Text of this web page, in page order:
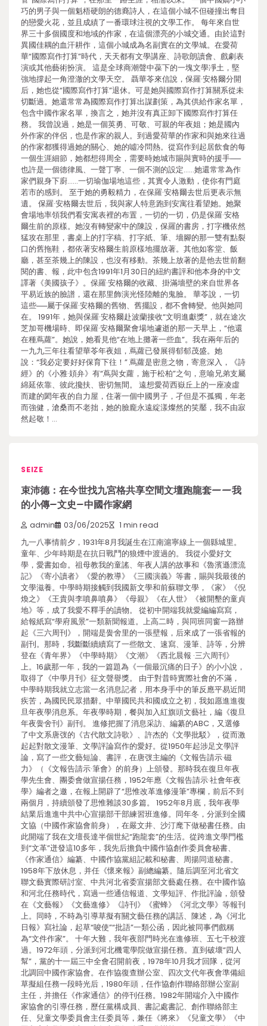
巧的男子與一個魁梧硬朗的德裔詩人，在這個小城不但碰撞出奪目
的戀愛火花，並且成績了一番環球注視的文學工作。 每年來自世
界三十多個國度和地域的作家，在這個漂亮的小城交通。由於這對
異國佳耦的血汗耕作，這個小城成為名副實在的文學城。在愛荷
華“國際寫作打算”時代，天天都有文學講座、詩歌朗讀會、戲劇表
演或其他藝術扮演。 這是全球商潮聲中葆下的一塊文學凈土，堅
強地撐起一角澄澈的文學天空。 聶華苓來信說，保羅·安格爾分開
后，她也從“國際寫作打算”退休。可是她與國際寫作打算關系從未
切斷過。她還常常為國際寫作打算出謀劃策，為其供給作家名單，
包含中國作家名單，換言之，她并沒有真正卸下國際寫作打算任
務。 我曾說過，她是一個英勇、可敬、可親的年夜姐；她是國內
外作家的伴侶，也是作家的親人。到過愛荷華的作家和與她來往過
的作家都獲得過她的關心、她的噓冷問熱。從寫作到起居飲食的每
一個生涯細節，她都想得周全，需要時她城市賜與實時的援手──
也許是一個德律風、一聲丁寧、一個不測的設定……她還常常為作
家們親身下廚……一切瑜伽場地這些，其實令人激動，使你有門庭
若市的感到。 至于她的勇毅精力，在保羅·安格爾去世后更表示無
遺。 保羅·安格爾去世后，我與家人特意跑到安寓往看望她。她聚
會場地率領我們看安寓表裡的布置，一切的一切，仍是保羅·安格
爾生前的原樣。她沒有轉變家中的陳設，保羅的書房，打字機依然
猛攻在那里，書桌上的打字稿、打字紙、筆、墻腳的那一雙有點裂
口的舊拖鞋，都依著安格爾生前原樣地擺放著。其他如客堂、飯
廳，甚至茶幾上的陳設，也沒有移動。茶幾上放著的是他去世前翻
閱的書、報，此中包含1991年1月30日的紐約書評和他本身的中文
譯著《美國孩子》。保羅·安格爾的收藏、掛滿墻壁的來自世界各
平易近族的臉譜，還在那里飾演光怪陸離的鬼臉。 華苓說，一切
這些──屬于保羅·安格爾的舊物、舊擺設，都不會轉變。他與她同
在。 1991年，她與保羅·安格爾赴波蘭接收“文明進獻獎”，就在途次
芝加哥機場時、即保羅·安格爾聚會場地遽逝的那一天早上，“他還
在種蔦蘿”。她說，她看見他“在地上攤著一些血”。我在兩年后的
一九九三年往看望華苓年夜姐，蔦蘿已發展得郁郁茂盛。她
說：“我必定要好好保育下往！” 蔦蘿是密意之物，寄意深入，《詩
經》的《小雅·頍弁》有“蔦與女蘿，施于松柏”之句，意喻兄弟支屬
綿延依靠、彼此攙扶、密切無間。 遠想愛荷西嶽丘上的一座凌虛
而建的閎年夜的自力屋，住著一個中國男子，孑但是不孤獨，年老
而強健，滄桑而不老拙，她的臉龐永遠綻漾燦然的笑靨，我不由寂
然起敬！…
SEIZE
束沛德：在今世找九宮格共享空間文壇跑龍套——我
的小傳–文史–中國作家網
admin 03/06/2025 1 min read
九一八事情前夕，1931年8月我誕生在江南滬寧線上一個縣城里。
童年、少年時期是在抗日戰鬥的狼煙中渡過的。 我從小愛好文
學，愛書如命。祖母教我的童謠、年夜人講的故事和《魯濱遜漂流
記》《寄小讀者》《愛的教導》《三國演義》等書，賜與我最後的
文學滋養。中學時期接觸到我國新文學和前蘇聯文學，《家》《倪
煥之》《王貴與李噴鼻噴鼻》《母親》《在人世》《被開墾的童貞
地》等，成了我愛不釋手的讀物。 從初中開端我就愛編編寫寫，
給報紙寫“學府風景”一類新聞報道。上高二時，與同班同窗一路辦
起《三六周刊》，開端是黌舍里的一張壁報，后來成了一張省報的
副刊。那時，我斷斷續續寫了一些散文、速寫、漫筆、詩等，分辨
登在《青年界》《中學時期》《文潮》《西北晨報 ·三六周刊》
上。16歲那一年，我的一篇題為《一個最沉痛的日子》的小小說，
取得了《中學月刊》征文聲譽獎。 由于對昔時實際社會的不滿，
中學時期我就立志當一名消息記者，用本身手中的筆反應平易近間
疾苦，為國民民眾措辭。中華國民共和國成立之初，我如愿進進復
旦年夜學消息系。年夜學時期，餐與加入紅旗頭文藝社，編《復旦
年夜黌舍刊》副刊。 進修把握了消息采訪、編纂的ABC，又選修
了中文系唐弢的《古代散文詩歌》、許杰的《文學批駁》，從而激
起起對散文漫筆、文學評論寫作的愛好。從1950年起涉足文學評
論，寫了一些文藝短論、書評，在唐弢主編的《文報告請示·磁
力》（《文報告請示·筆會》的前身）上頒發。那時我在復旦年夜
學先生會、團委會做宣揚任務，1952年應《文報告請示·社會年夜
學》編者之邀，在報上開辟了“思惟改革進修漫筆”專欄，前后不到
兩個月，持續頒發了思惟雜談30多篇。 1952年8月底，我年夜學
結業后進進中共中心宣揚部干部練習班進修。同年冬，分派到全國
文協（中國作家協會前身），在嚴文井、沙汀麾下做秘書任務。由
此開端了我在文壇長達半個世紀“跑龍套”的生活。從跨進文學門檻
到“文革”迸發這10多年，我先后擔負中國作協創作委員會秘書、
《作家通信》編纂、中國作協黨組記載和秘書、周揚同道秘書。
1958年下放休息，并任《懷來報》副總編纂。隨后調至河北省文
聯文藝實際研討室、中共河北省委宣揚部文藝處任務。在中國作協
和河北任務時代，寫過一些通信報道、文學短評、作批評論，頒發
在《文藝報》《文藝進修》《詩刊》《蜜蜂》《河北文學》等報刊
上。同時，不時為引導草擬有關文藝任務的講話、陳述，為《河北
日報》寫社論，起草“唆使”“批語”一類公函，因此被同事們戲稱
為“文件作家”。 十年大難，我年夜部門時光在進修班、五七干校渡
過。1972年頭，分派到河北機電學院做宣揚任務。直到破壞“四人
幫”，黨的十一屆三中全會召開前夜，1978年10月我才回隊，從河
北調回中國作家協會。在作協復查辦公室、四次文代年夜會準備組
草擬組任務一段時光后，1980年頭，任作協創作聯絡部辦公室副
主任，并擔任《作家通信》的停刊任務。1982年開端介入中國作
家協會的引導任務，歷任黨構成員、書記處書記、創作聯絡部主
任、兒童文學委員會主任委員等，兼任《將來》《兒童文學》《中